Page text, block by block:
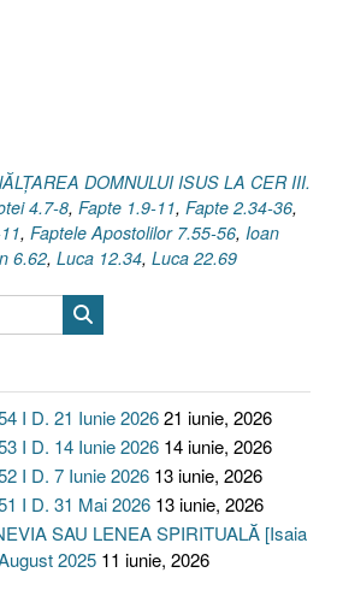
DOMNULUI ISUS LA CER III.
4.7-8, Fapte 1.9-11, Fapte 2.34-36,
, Faptele Apostolilor 7.55-56, Ioan
6.62, Luca 12.34, Luca 22.69
I D. 21 Iunie 202621 iunie, 2026
I D. 14 Iunie 2026 14 iunie, 2026
I D. 7 Iunie 2026 13 iunie, 2026
I D. 31 Mai 2026 13 iunie, 2026
SAU LENEA SPIRITUALĂ [Isaia
2025 11 iunie, 2026